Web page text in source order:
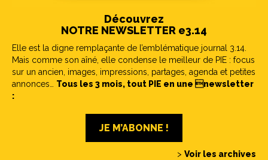
Découvrez
NOTRE NEWSLETTER e3.14
Elle est la digne remplaçante de l’emblématique journal 3.14.
Mais comme son aîné, elle condense le meilleur de PIE : focus
sur un ancien, images, impressions, partages, agenda et petites
annonces… Tous les 3 mois, tout PIE en une newsletter
:
JE M’ABONNE !
> Voir les archives